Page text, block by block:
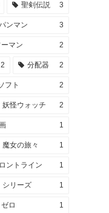
聖剣伝説 3
ンマン 3
マン 2
2 分配器 2
フト 2
妖怪ウォッチ 2
1
魔女の旅々 1
ントライン 1
シリーズ 1
ゼロ 1